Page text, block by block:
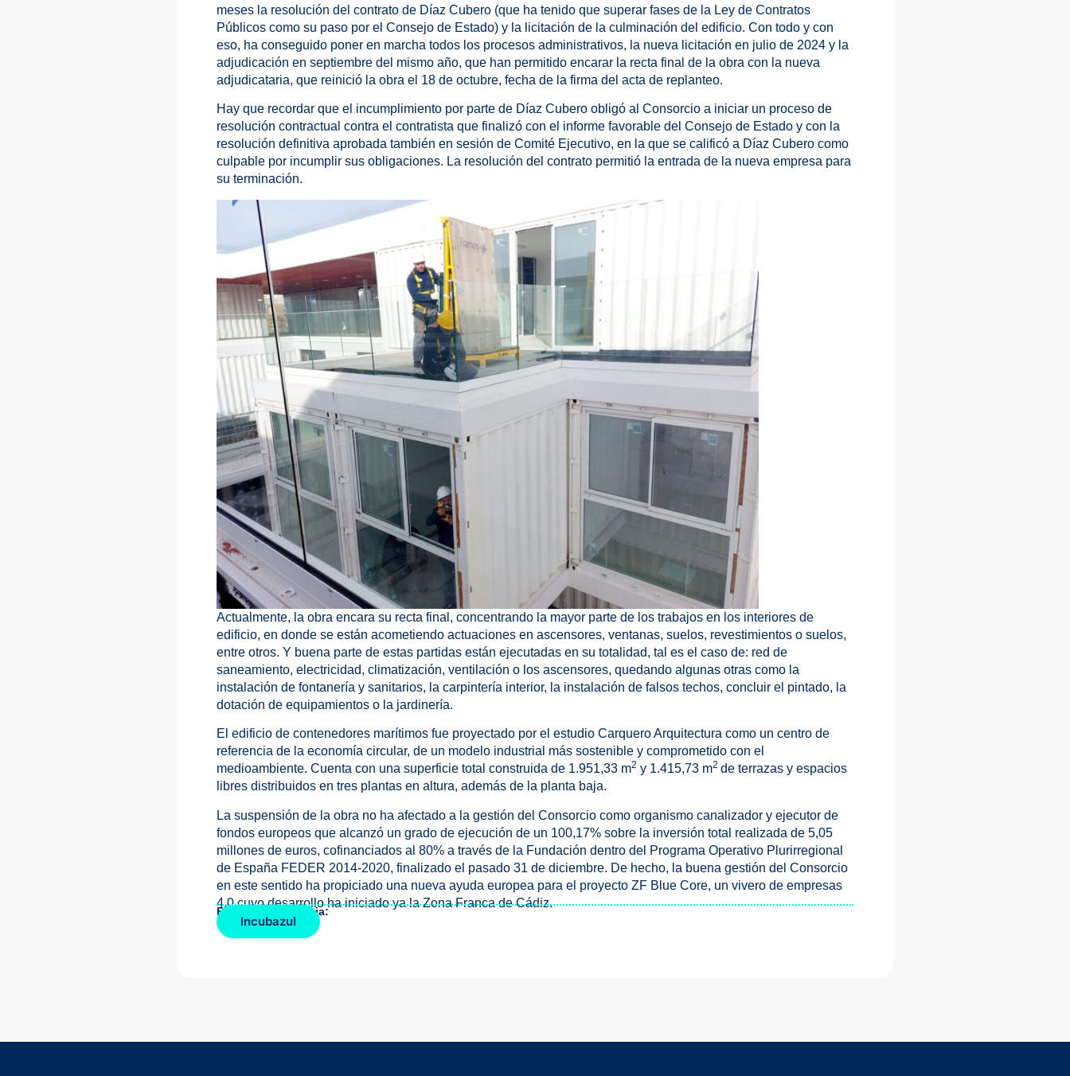
meses la resolución del contrato de Díaz Cubero (que ha tenido que superar fases de la Ley de Contratos
Públicos como su paso por el Consejo de Estado) y la licitación de la culminación del edificio. Con todo y con
eso, ha conseguido poner en marcha todos los procesos administrativos, la nueva licitación en julio de 2024 y la
adjudicación en septiembre del mismo año, que han permitido encarar la recta final de la obra con la nueva
adjudicataria, que reinició la obra el 18 de octubre, fecha de la firma del acta de replanteo.
Hay que recordar que el incumplimiento por parte de Díaz Cubero obligó al Consorcio a iniciar un proceso de
resolución contractual contra el contratista que finalizó con el informe favorable del Consejo de Estado y con la
resolución definitiva aprobada también en sesión de Comité Ejecutivo, en la que se calificó a Díaz Cubero como
culpable por incumplir sus obligaciones. La resolución del contrato permitió la entrada de la nueva empresa para
su terminación.
Actualmente, la obra encara su recta final, concentrando la mayor parte de los trabajos en los interiores de
edificio, en donde se están acometiendo actuaciones en ascensores, ventanas, suelos, revestimientos o suelos,
entre otros. Y buena parte de estas partidas están ejecutadas en su totalidad, tal es el caso de: red de
saneamiento, electricidad, climatización, ventilación o los ascensores, quedando algunas otras como la
instalación de fontanería y sanitarios, la carpintería interior, la instalación de falsos techos, concluir el pintado, la
dotación de equipamientos o la jardinería.
El edificio de contenedores marítimos fue proyectado por el estudio Carquero Arquitectura como un centro de
referencia de la economía circular, de un modelo industrial más sostenible y comprometido con el
medioambiente. Cuenta con una superficie total construida de 1.951,33 m2 y 1.415,73 m2 de terrazas y espacios
libres distribuidos en tres plantas en altura, además de la planta baja.
La suspensión de la obra no ha afectado a la gestión del Consorcio como organismo canalizador y ejecutor de
fondos europeos que alcanzó un grado de ejecución de un 100,17% sobre la inversión total realizada de 5,05
millones de euros, cofinanciados al 80% a través de la Fundación dentro del Programa Operativo Plurirregional
de España FEDER 2014-2020, finalizado el pasado 31 de diciembre. De hecho, la buena gestión del Consorcio
en este sentido ha propiciado una nueva ayuda europea para el proyecto ZF Blue Core, un vivero de empresas
4.0 cuyo desarrollo ha iniciado ya la Zona Franca de Cádiz.
Fuente de la noticia:
Incubazul